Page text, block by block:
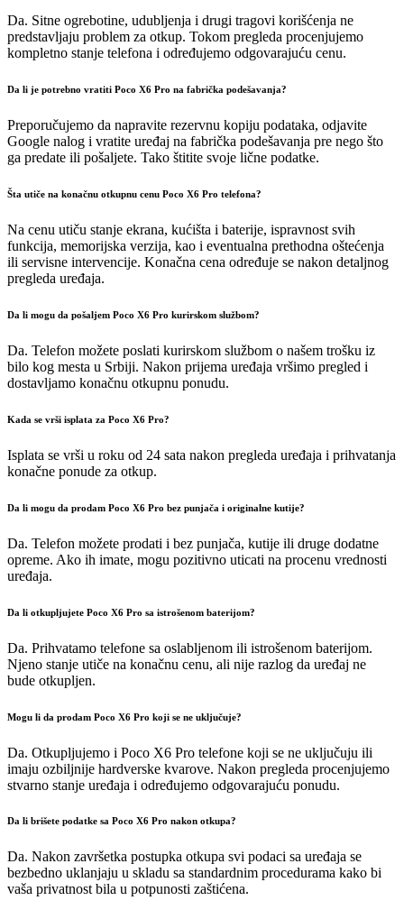
Da. Sitne ogrebotine, udubljenja i drugi tragovi korišćenja ne
predstavljaju problem za otkup. Tokom pregleda procenjujemo
kompletno stanje telefona i određujemo odgovarajuću cenu.
Da li je potrebno vratiti Poco X6 Pro na fabrička podešavanja?
Preporučujemo da napravite rezervnu kopiju podataka, odjavite
Google nalog i vratite uređaj na fabrička podešavanja pre nego što
ga predate ili pošaljete. Tako štitite svoje lične podatke.
Šta utiče na konačnu otkupnu cenu Poco X6 Pro telefona?
Na cenu utiču stanje ekrana, kućišta i baterije, ispravnost svih
funkcija, memorijska verzija, kao i eventualna prethodna oštećenja
ili servisne intervencije. Konačna cena određuje se nakon detaljnog
pregleda uređaja.
Da li mogu da pošaljem Poco X6 Pro kurirskom službom?
Da. Telefon možete poslati kurirskom službom o našem trošku iz
bilo kog mesta u Srbiji. Nakon prijema uređaja vršimo pregled i
dostavljamo konačnu otkupnu ponudu.
Kada se vrši isplata za Poco X6 Pro?
Isplata se vrši u roku od 24 sata nakon pregleda uređaja i prihvatanja
konačne ponude za otkup.
Da li mogu da prodam Poco X6 Pro bez punjača i originalne kutije?
Da. Telefon možete prodati i bez punjača, kutije ili druge dodatne
opreme. Ako ih imate, mogu pozitivno uticati na procenu vrednosti
uređaja.
Da li otkupljujete Poco X6 Pro sa istrošenom baterijom?
Da. Prihvatamo telefone sa oslabljenom ili istrošenom baterijom.
Njeno stanje utiče na konačnu cenu, ali nije razlog da uređaj ne
bude otkupljen.
Mogu li da prodam Poco X6 Pro koji se ne uključuje?
Da. Otkupljujemo i Poco X6 Pro telefone koji se ne uključuju ili
imaju ozbiljnije hardverske kvarove. Nakon pregleda procenjujemo
stvarno stanje uređaja i određujemo odgovarajuću ponudu.
Da li brišete podatke sa Poco X6 Pro nakon otkupa?
Da. Nakon završetka postupka otkupa svi podaci sa uređaja se
bezbedno uklanjaju u skladu sa standardnim procedurama kako bi
vaša privatnost bila u potpunosti zaštićena.